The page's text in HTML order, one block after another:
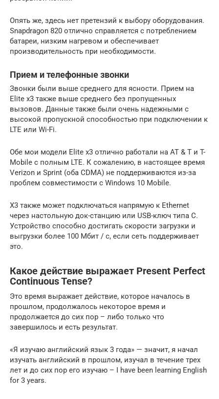
Опять же, здесь нет претензий к выбору оборудования.
Snapdragon 820 отлично справляется с потреблением
батареи, низким нагревом и обеспечивает
производительность при необходимости.
Прием и телефонные звонки
Звонки были выше среднего для ясности. Прием на
Elite x3 также выше среднего без пропущенных
вызовов. Данные также были очень надежными с
высокой пропускной способностью при подключении к
LTE или Wi-Fi.
Обе мои модели Elite x3 отлично работали на AT & T и T-
Mobile с полным LTE. К сожалению, в настоящее время
Verizon и Sprint (оба CDMA) не поддерживаются из-за
проблем совместимости с Windows 10 Mobile.
X3 также может подключаться напрямую к Ethernet
через настольную док-станцию ​​или USB-ключ типа C.
Устройство способно достигать скорости загрузки и
выгрузки более 100 Мбит / с, если сеть поддерживает
это.
Какое действие выражает Present Perfect
Continuous Tense?
Это время выражает действие, которое началось в
прошлом, продолжалось некоторое время и
продолжается до сих пор – либо только что
завершилось и есть результат.
«Я изучаю английский язык 3 года» — значит, я начал
изучать английский в прошлом, изучал в течение трех
лет и до сих пор его изучаю – I have been learning English
for 3 years.